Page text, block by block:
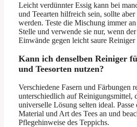
Leicht verdünnter Essig kann bei
und Teearten hilfreich sein, sollte
werden. Teste die Mischung immer
Stelle und verwende sie nur, wenn
Einwände gegen leicht saure Reiniger
Kann ich denselben Reiniger
und Teesorten nutzen?
Verschiedene Fasern und Färbungen
unterschiedlich auf Reinigungsmittel,
universelle Lösung selten ideal. Passe
Material und Art des Tees an und
Pflegehinweise des Teppichs.